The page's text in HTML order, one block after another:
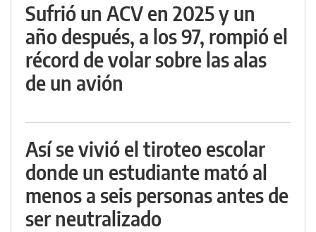
Sufrió un ACV en 2025 y un
año después, a los 97, rompió el
récord de volar sobre las alas
de un avión
Así se vivió el tiroteo escolar
donde un estudiante mató al
menos a seis personas antes de
ser neutralizado